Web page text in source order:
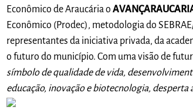
Econômico de Araucária o
Econômico (Prodec), metodologia do
representantes da iniciativa privada, da
o futuro do município. Com uma visão de
símbolo de qualidade de vida,
educação, inovação e biotecnologia, desperta